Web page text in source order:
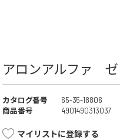
アロンアルファ ゼ
カタログ番号
65-35-18806
商品番号
4901490313037
マイリストに登録する